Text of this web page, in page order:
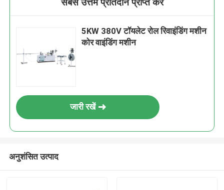
सबसे उत्तम प्रतिदान प्राप्त करें
5KW 380V टॉयलेट रोल रिवाइंडिंग मशीन
कोर वाइंडिंग मशीन
जारी रखें
अनुशंसित उत्पाद